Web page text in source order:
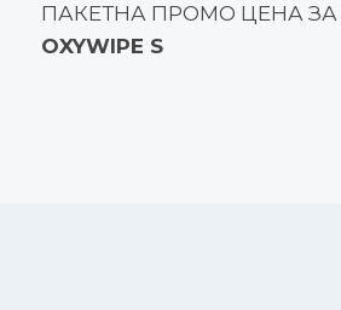
ПАКЕТНА ПРОМО ЦЕНА ЗА
OXYWIPE S